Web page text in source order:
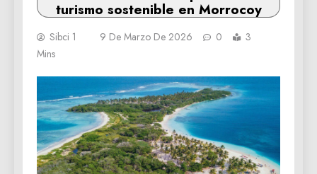
turismo sostenible en Morrocoy
Sibci 1 9 De Marzo De 2026 0
3
Mins